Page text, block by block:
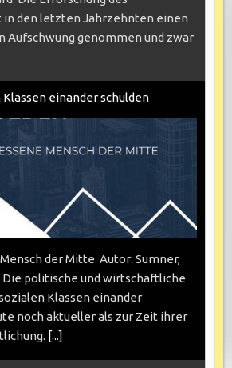
in den letzten Jahrzehnten einen
Aufschwung genommen und zwar
Klassen einander schulden
der Mitte. Autor: Sumner,
Die politische und wirtschaftliche
Klassen einander
noch aktueller als zur Zeit ihrer
[...]